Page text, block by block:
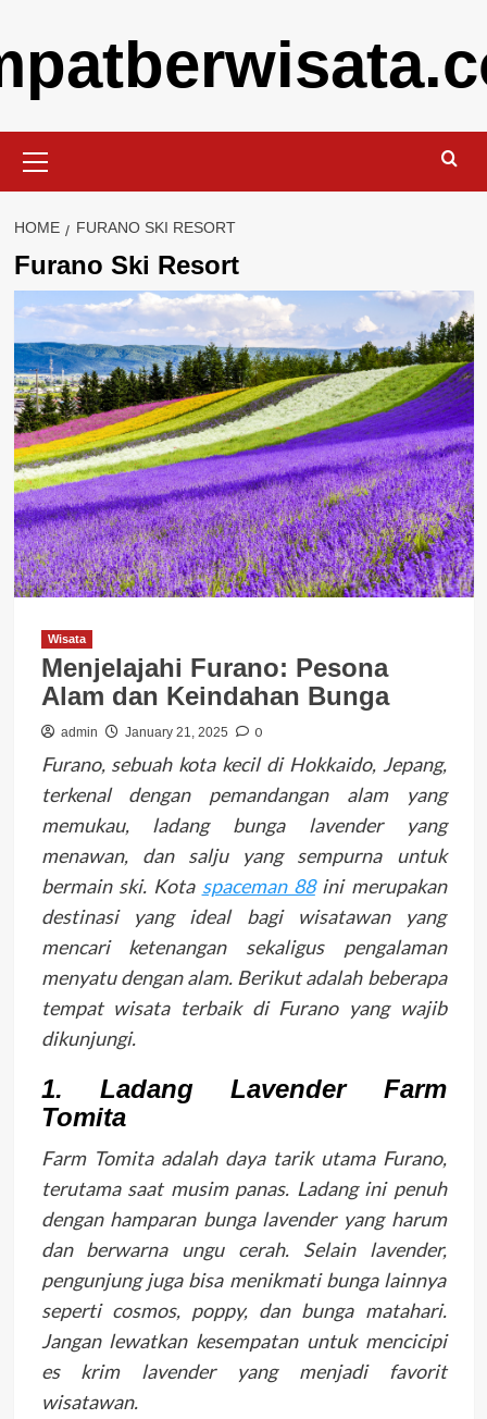
content
Menu
HOME FURANO SKI RESORT
Furano Ski Resort
Wisata
Menjelajahi Furano: Pesona
Alam dan Keindahan Bunga
admin January 21, 2025 0
Furano, sebuah kota kecil di Hokkaido, Jepang,
terkenal dengan pemandangan alam yang
memukau, ladang bunga lavender yang
menawan, dan salju yang sempurna untuk
bermain ski. Kota spaceman 88ini merupakan
destinasi yang ideal bagi wisatawan yang
mencari ketenangan sekaligus pengalaman
menyatu dengan alam. Berikut adalah beberapa
tempat wisata terbaik di Furano yang wajib
dikunjungi.
1. Ladang Lavender Farm
Tomita
Farm Tomita adalah daya tarik utama Furano,
terutama saat musim panas. Ladang ini penuh
dengan hamparan bunga lavender yang harum
dan berwarna ungu cerah. Selain lavender,
pengunjung juga bisa menikmati bunga lainnya
seperti cosmos, poppy, dan bunga matahari.
Jangan lewatkan kesempatan untuk mencicipi
es krim lavender yang menjadi favorit
wisatawan.